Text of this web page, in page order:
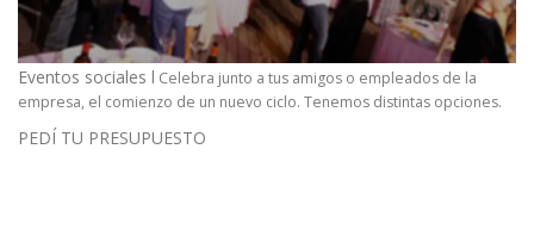
Eventos sociales l Celebra junto a tus amigos o empleados de la
empresa, el comienzo de un nuevo ciclo. Tenemos distintas opciones.
PEDÍ TU PRESUPUESTO